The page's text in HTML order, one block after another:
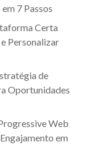
7 Passos
Certa
Personalizar
de
Oportunidades
Web
em